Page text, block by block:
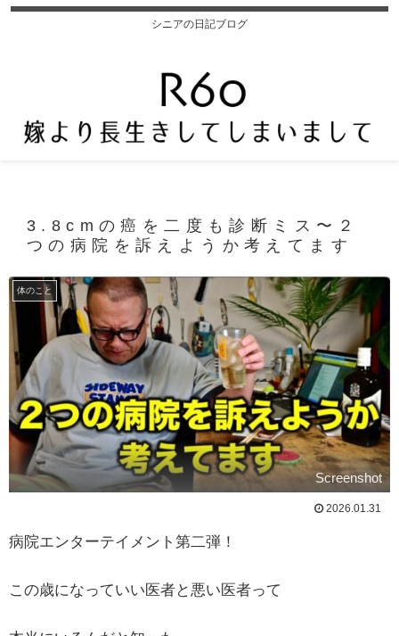
シニアの日記ブログ
3.8cmの癌を二度も診断ミス〜２
つの病院を訴えようか考えてます
体のこと
Screenshot
2026.01.31
病院エンターテイメント第二弾！
この歳になっていい医者と悪い医者って